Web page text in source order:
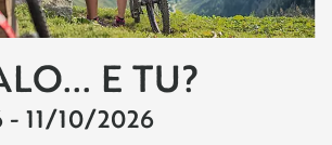
E TU?
11/10/2026